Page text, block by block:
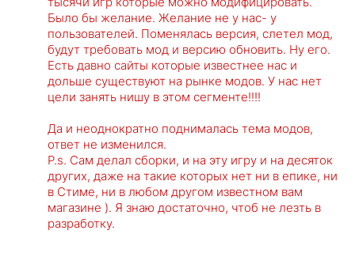
Было бы желание. Желание не у нас- у
пользователей. Поменялась версия, слетел мод,
будут требовать мод и версию обновить. Ну его.
Есть давно сайты которые известнее нас и
дольше существуют на рынке модов. У нас нет
цели занять нишу в этом сегменте!!!!
Да и неоднократно поднималась тема модов,
ответ не изменился.
P.s. Сам делал сборки, и на эту игру и на десяток
других, даже на такие которых нет ни в епике, ни
в Стиме, ни в любом другом известном вам
магазине ). Я знаю достаточно, чтоб не лезть в
разработку.